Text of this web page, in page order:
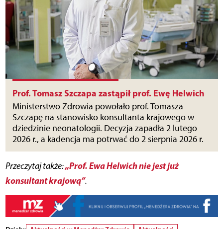
Prof. Tomasz Szczapa zastąpił prof. Ewę Helwich
Ministerstwo Zdrowia powołało prof. Tomasza
Szczapę na stanowisko konsultanta krajowego w
dziedzinie neonatologii. Decyzja zapadła 2 lutego
2026 r., a kadencja ma potrwać do 2 sierpnia 2026 r.
Przeczytaj także:„Prof. Ewa Helwich nie jest już
konsultant krajową”.